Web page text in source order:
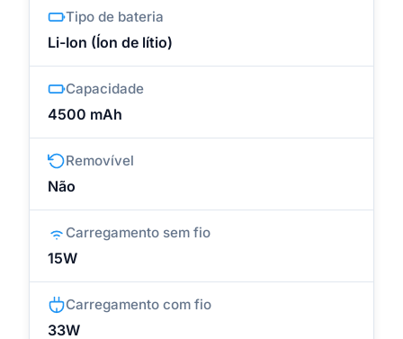
Tipo de bateria
Li-Ion (Íon de lítio)
Capacidade
4500 mAh
Removível
Não
Carregamento sem fio
15W
Carregamento com fio
33W